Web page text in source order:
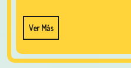
Ver Más